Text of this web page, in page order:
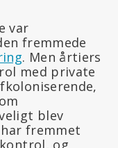
var
fremmede
. Men årtiers
med private
blev
fremmet
og